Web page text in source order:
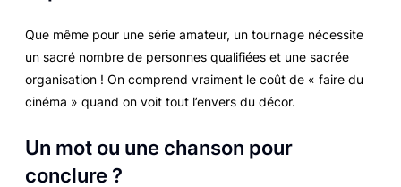
Que même pour une série amateur, un tournage nécessite
un sacré nombre de personnes qualifiées et une sacrée
organisation ! On comprend vraiment le coût de « faire du
cinéma » quand on voit tout l’envers du décor.
Un mot ou une chanson pour
conclure ?